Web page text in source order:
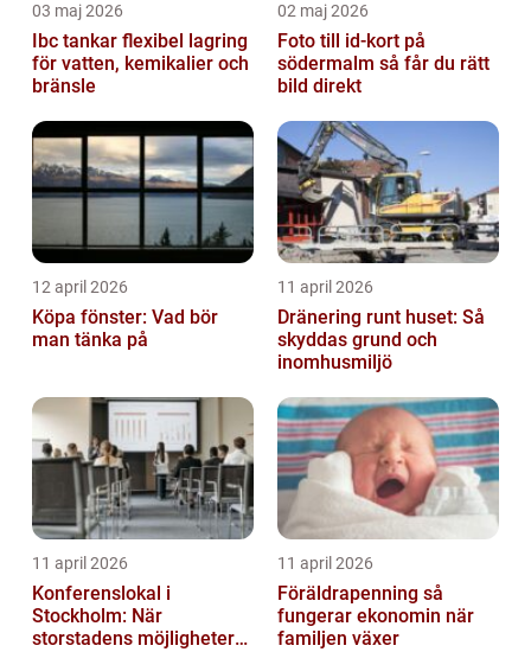
03 maj 2026
Ibc tankar flexibel lagring
för vatten, kemikalier och
bränsle
02 maj 2026
Foto till id-kort på
södermalm så får du rätt
bild direkt
12 april 2026
Köpa fönster: Vad bör
man tänka på
11 april 2026
Dränering runt huset: Så
skyddas grund och
inomhusmiljö
11 april 2026
Konferenslokal i
Stockholm: När
storstadens möjligheter
11 april 2026
Föräldrapenning så
fungerar ekonomin när
familjen växer